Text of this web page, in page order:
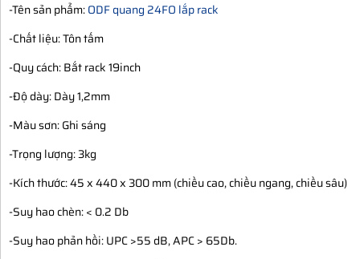
-Tên sản phẩm:ODF quang 24FO lắp rack
-Chất liệu: Tôn tấm
-Quy cách: Bắt rack 19inch
-Độ dày: Dày 1,2mm
-Màu sơn: Ghi sáng
-Trọng lượng: 3kg
-Kích thước: 45 x 440 x 300 mm (chiều cao, chiều ngang, chiều sâu)
-Suy hao chèn: < 0.2 Db
-Suy hao phản hồi: UPC >55 dB, APC > 65Db.